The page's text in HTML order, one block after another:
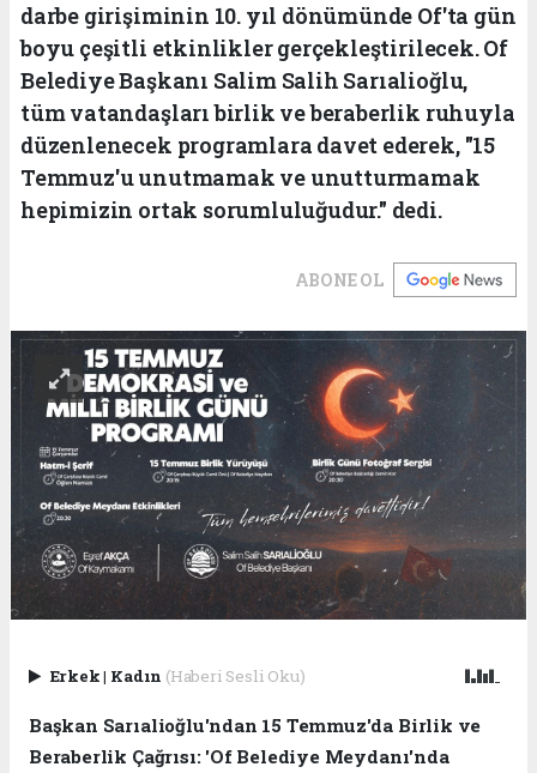
darbe girişiminin 10. yıl dönümünde Of'ta gün
boyu çeşitli etkinlikler gerçekleştirilecek. Of
Belediye Başkanı Salim Salih Sarıalioğlu,
tüm vatandaşları birlik ve beraberlik ruhuyla
düzenlenecek programlara davet ederek, "15
Temmuz'u unutmamak ve unutturmamak
hepimizin ortak sorumluluğudur." dedi.
ABONE OL
Erkek| Kadın (Haberi Sesli Oku)
Başkan Sarıalioğlu'ndan 15 Temmuz'da Birlik ve
Beraberlik Çağrısı: 'Of Belediye Meydanı'nda